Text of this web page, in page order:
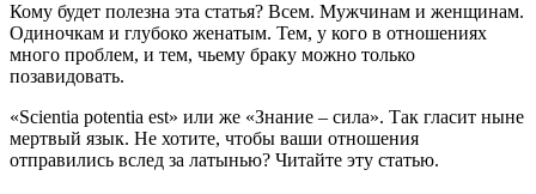
Кому будет полезна эта статья? Всем. Мужчинам и женщинам.
Одиночкам и глубоко женатым. Тем, у кого в отношениях
много проблем, и тем, чьему браку можно только
позавидовать.
«Scientia potentia est» или же «Знание – сила». Так гласит ныне
мертвый язык. Не хотите, чтобы ваши отношения
отправились вслед за латынью? Читайте эту статью.